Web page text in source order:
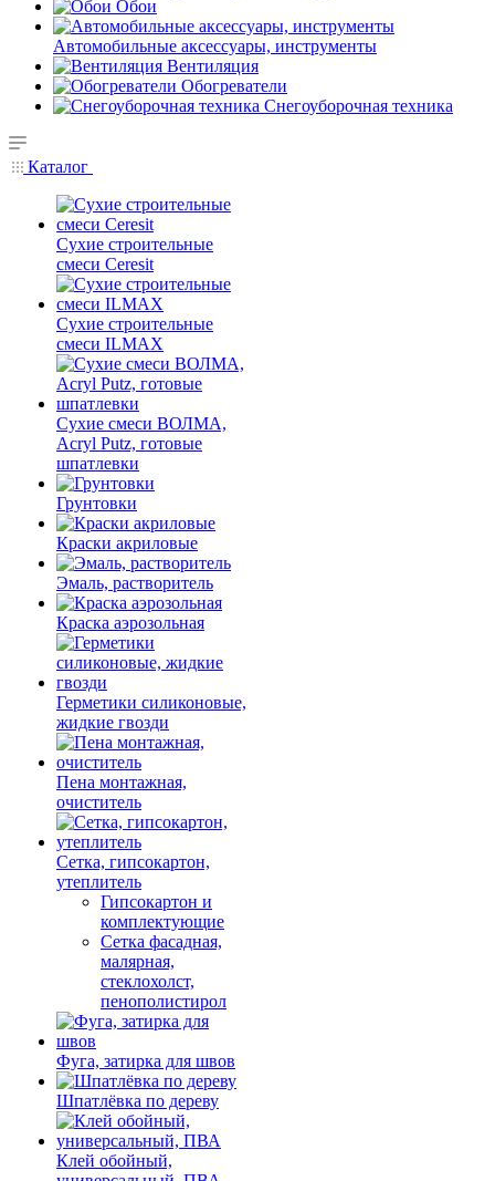
Обои
Автомобильные аксессуары, инструменты
Вентиляция
Обогреватели
Снегоуборочная техника
Каталог
Сухие строительные
смеси Ceresit
Сухие строительные
смеси ILMAX
Сухие смеси ВОЛМА,
Acryl Putz, готовые
шпатлевки
Грунтовки
Краски акриловые
Эмаль, растворитель
Краска аэрозольная
Герметики силиконовые,
жидкие гвозди
Пена монтажная,
очиститель
Сетка, гипсокартон,
утеплитель
Гипсокартон и
комплектующие
Сетка фасадная,
малярная,
стеклохолст,
пенополистирол
Фуга, затирка для швов
Шпатлёвка по дереву
Клей обойный,